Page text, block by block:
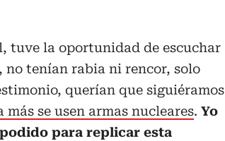
tuve la oportunidad de escuchar
tenían rabia ni rencor, solo
querían que siguiéramos
más se usen armas nucleares. Yo
para replicar esta